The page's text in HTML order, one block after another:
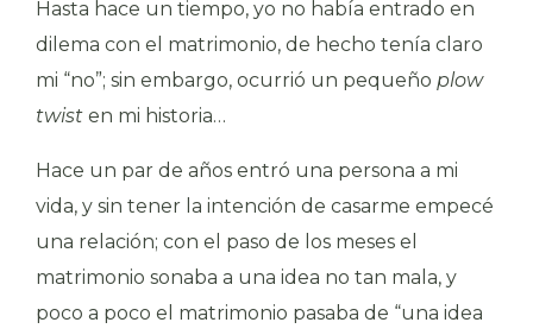
Hasta hace un tiempo, yo no había entrado en
dilema con el matrimonio, de hecho tenía claro
mi “no”; sin embargo, ocurrió un pequeño plow
twist en mi historia…
Hace un par de años entró una persona a mi
vida, y sin tener la intención de casarme empecé
una relación; con el paso de los meses el
matrimonio sonaba a una idea no tan mala, y
poco a poco el matrimonio pasaba de “una idea